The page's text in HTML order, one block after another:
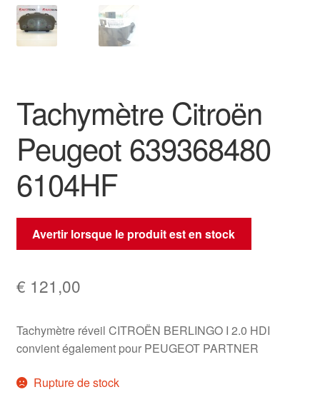
Procédure de Réclamation
Tachymètre Citroën
Peugeot 639368480
6104HF
Avertir lorsque le produit est en stock
€ 121,00
Tachymètre réveil CITROËN BERLINGO I 2.0 HDI
convient également pour PEUGEOT PARTNER
Rupture de stock